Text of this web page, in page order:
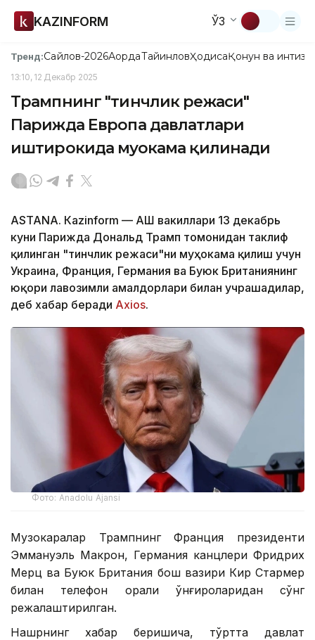
KAZINFORM ЎЗ
Тренд:Сайлов-2026АқордаТайинловҲодисаҚонун ва
13:10, 12 Декабр 2025
Трампнинг "тинчлик режаси"
Парижда Европа давлатлари
иштирокида муҳокама қилинади
ASTANА. Каzinform — АҚШ вакиллари 13 декабрь
куни Парижда Дональд Трамп томонидан таклиф
қилинган "тинчлик режаси"ни муҳокама қилиш учун
Украина, Франция, Германия ва Буюк Британиянинг
юқори лавозимли амалдорлари билан учрашадилар,
деб хабар беради Axios.
Фото: Anadolu Ajansi
Музокаралар Трампнинг Франция президенти
Эммануэль Макрон, Германия канцлери Фридрих
Мерц ва Буюк Британия бош вазири Кир Стармер
билан телефон орқали қўнғироқларидан сўнг
режалаштирилган.
Нашрнинг хабар беришича, тўртта давлат